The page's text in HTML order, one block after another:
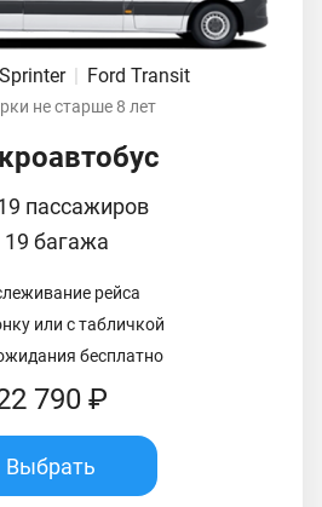
Ford Transit
не старше 8 лет
пассажиров
19 багажа
рейса
или с табличкой
бесплатно
790 ₽
Выбрать